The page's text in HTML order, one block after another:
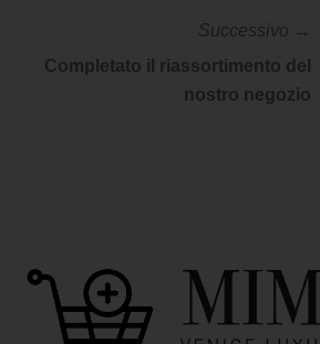
Successivo →
Completato il riassortimento del
nostro negozio